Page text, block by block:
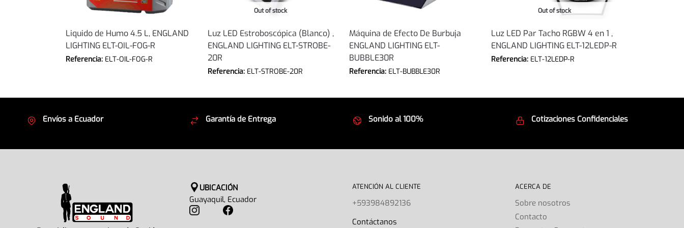
Liquido de Humo 4.5 L, ENGLAND
LIGHTING ELT-OIL-FOG-R
Referencia: ELT-OIL-FOG-R
Out of stock
Luz LED Estroboscópica (Blanco) ,
ENGLAND LIGHTING ELT-STROBE-
20R
Referencia: ELT-STROBE-20R
Máquina de Efecto De Burbuja
ENGLAND LIGHTING ELT-
BUBBLE30R
Referencia: ELT-BUBBLE30R
Out of stock
Luz LED Par Tacho RGBW 4 en 1 ,
ENGLAND LIGHTING ELT-12LEDP-R
Referencia: ELT-12LEDP-R
Envíos a Ecuador Garantía de Entrega Sonido al 100% Cotizaciones Confidenciales
UBICACIÓN
Guayaquil, Ecuador
ATENCIÓN AL CLIENTE
+593984892136
Contáctanos
ACERCA DE
Sobre nosotros
Contacto